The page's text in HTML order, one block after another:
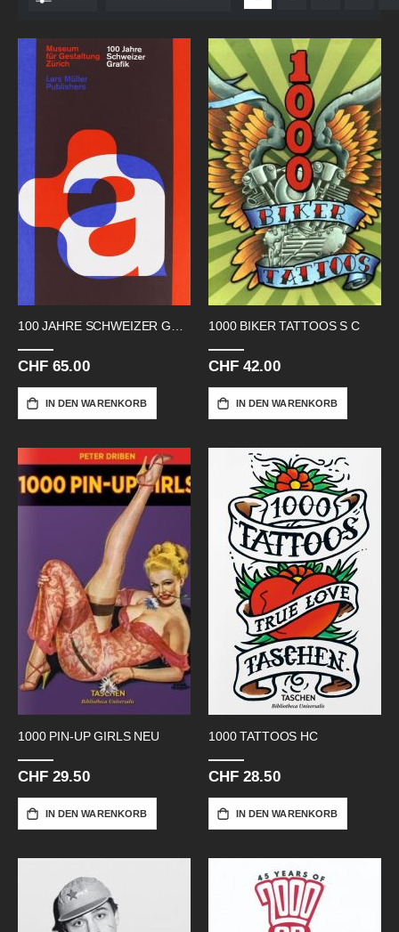
absteigender
100 JAHRE SCHWEIZER GRAFIK
CHF 65.00
IN DEN WARENKORB
1000 BIKER TATTOOS S C
CHF 42.00
IN DEN WARENKORB
1000 PIN-UP GIRLS NEU
CHF 29.50
IN DEN WARENKORB
1000 TATTOOS HC
CHF 28.50
IN DEN WARENKORB